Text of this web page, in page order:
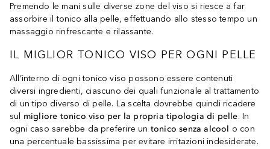
Premendo le mani sulle diverse zone del viso si riesce a far
assorbire il tonico alla pelle, effettuando allo stesso tempo un
massaggio rinfrescante e rilassante.
IL MIGLIOR TONICO VISO PER OGNI PELLE
All’interno di ogni tonico viso possono essere contenuti
diversi ingredienti, ciascuno dei quali funzionale al trattamento
di un tipo diverso di pelle. La scelta dovrebbe quindi ricadere
sul migliore tonico viso per la propria tipologia di pelle. In
ogni caso sarebbe da preferire un tonico senza alcool o con
una percentuale bassissima per evitare irritazioni indesiderate.